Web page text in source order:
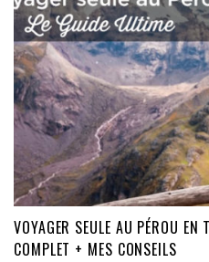
VOYAGER SEULE AU PÉROU EN
COMPLET + MES CONSEILS